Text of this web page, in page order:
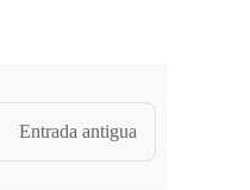
Entrada antigua